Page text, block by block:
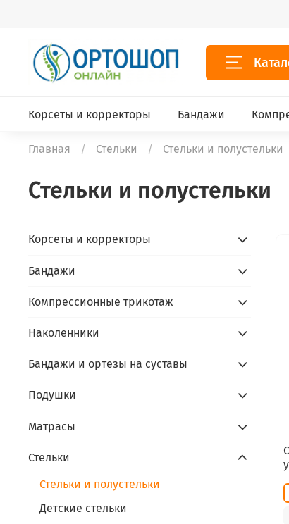
Корсеты и корректоры Бандажи
Главная Стельки Стельки и полустельки
Стельки и полустельки
Корсеты и корректоры
Бандажи
Компрессионные трикотаж
Наколенники
Бандажи и ортезы на суставы
Подушки
Матрасы
Стельки
Стельки и полустельки
Детские стельки